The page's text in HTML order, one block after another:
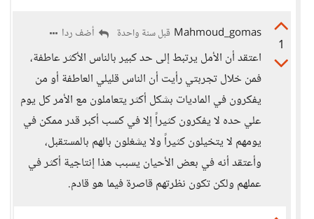
1
Mahmoud_gomas قبل سنة واحدة أضف ردا
اعتقد أن الأمل يرتبط إلى حد كبير بالناس الأكثر عاطفة،
فمن خلال تجربتي رأيت أن الناس قليلي العاطفة أو من
يفكرون في الماديات بشكل أكثر يتعاملون مع الأمر كل يوم
علي حده لا يفكرون كثيراً إلا في كسب أكبر قدر ممكن في
يومهم لا يتخيلون كثيراً ولا يشغلون بالهم بالمستقبل،
وأعتقد أنه في بعض الأحيان يسبب هذا إنتاجية أكثر في
عملهم ولكن تكون نظرتهم قاصرة فيما هو قادم.